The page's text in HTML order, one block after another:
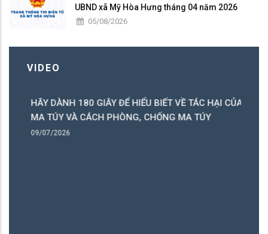
UBND xã Mỹ Hòa Hưng tháng 04 năm 2026
05/08/2026
VIDEO
HÃY DÀNH 180 GIÂY ĐỂ HIỂU BIẾT VỀ TÁC HẠI CỦA
MA TÚY VÀ CÁCH PHÒNG, CHỐNG MA TÚY
09/07/2026